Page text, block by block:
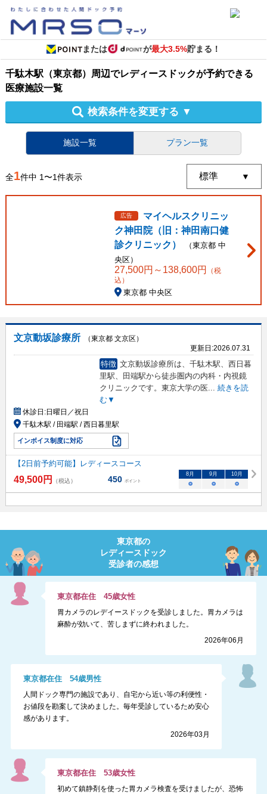
または が最大3.5%貯まる！
千駄木駅（東京都）周辺でレディースドックが予約できる
医療施設一覧
検索条件を変更する ▼
施設一覧 プラン一覧
全1件中 1〜1件表示
広告
マイヘルスクリニッ
ク神田院（旧：神田南口健
診クリニック）
（東京都 中
央区）
27,500円～ 138,600円
（税
込）
東京都 中央区
文京動坂診療所
（東京都 文京区）
更新日:2026.07.31
特徴 文京動坂診療所は、千駄木駅、西日暮
里駅、田端駅から徒歩圏内の内科・内視鏡
クリニックです。東京大学の医... 続きを読
む▼
休診日:日曜日／祝日
千駄木駅 / 田端駅 / 西日暮里駅
インボイス制度に対応
【2日前予約可能】レディースコース
49,500円 （税込） 450 ポイント
8月 9月 10月
○ ○ ○
東京都の
レディースドック
受診者の感想
東京都在住45歳女性
胃カメラのレデイースドックを受診しました。胃カメラは
麻酔が効いて、苦しまずに終われました。
2026年06月
東京都在住 54歳男性
人間ドック専門の施設であり、自宅から近い等の利便性・
お値段を勘案して決めました。毎年受診しているため安心
感があります。
2026年03月
東京都在住53歳女性
初めて鎮静剤を使った胃カメラ検査を受けましたが、恐怖